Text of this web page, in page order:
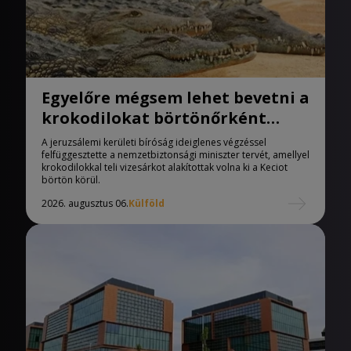
Egyelőre mégsem lehet bevetni a
krokodilokat börtönőrként
Izraelben
A jeruzsálemi kerületi bíróság ideiglenes végzéssel
felfüggesztette a nemzetbiztonsági miniszter tervét, amellyel
krokodilokkal teli vizesárkot alakítottak volna ki a Keciot
börtön körül.
2026. augusztus 06.Külföld